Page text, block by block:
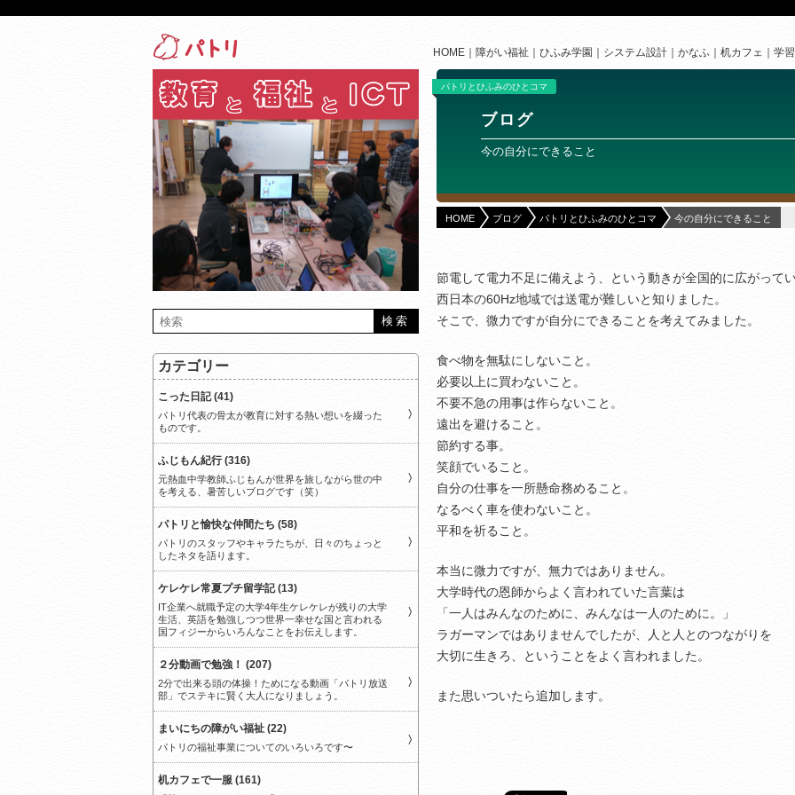
HOME 障がい福祉 ひふみ学園 システム設計 かなふ 机カフェ 学
パトリとひふみのひとコマ
ブログ
今の自分にできること
HOME ブログ パトリとひふみのひとコマ 今の自分にできること
節電して電力不足に備えよう、という動きが全国的に広がって
西日本の60Hz地域では送電が難しいと知りました。
そこで、微力ですが自分にできることを考えてみました。
食べ物を無駄にしないこと。
必要以上に買わないこと。
不要不急の用事は作らないこと。
遠出を避けること。
節約する事。
笑顔でいること。
自分の仕事を一所懸命務めること。
なるべく車を使わないこと。
平和を祈ること。
本当に微力ですが、無力ではありません。
大学時代の恩師からよく言われていた言葉は
「一人はみんなのために、みんなは一人のために。」
ラガーマンではありませんでしたが、人と人とのつながりを
大切に生きろ、ということをよく言われました。
また思いついたら追加します。
カテゴリー
こった日記 (41)
パトリ代表の骨太が教育に対する熱い想いを綴った
ものです。
ふじもん紀行 (316)
元熱血中学教師ふじもんが世界を旅しながら世の中
を考える、暑苦しいブログです（笑）
パトリと愉快な仲間たち (58)
パトリのスタッフやキャラたちが、日々のちょっと
したネタを語ります。
ケレケレ常夏プチ留学記 (13)
IT企業へ就職予定の大学4年生ケレケレが残りの大学
生活、英語を勉強しつつ世界一幸せな国と言われる
国フィジーからいろんなことをお伝えします。
２分動画で勉強！ (207)
2分で出来る頭の体操！ためになる動画「パトリ放送
部」でステキに賢く大人になりましょう。
まいにちの障がい福祉 (22)
パトリの福祉事業についてのいろいろです〜
机カフェで一服 (161)